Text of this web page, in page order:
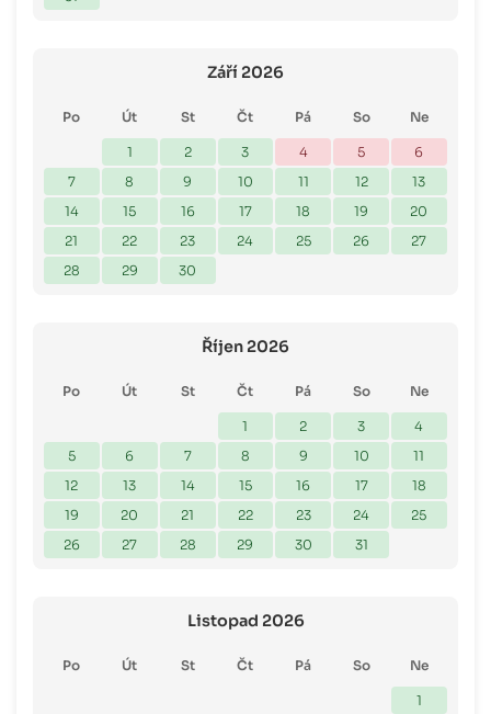
Září 2026
Po Út St Čt Pá So Ne
1 2 3 4 5
6
7
8 9 10 11 12
13
14
15 16 17 18 19
20
21
22 23 24 25 26
27
28
29 30
Říjen 2026
Po Út St Čt Pá So Ne
1 2 3
4
5
6 7 8 9 10
11
12
13 14 15 16 17
18
19
20 21 22 23 24
25
26
27 28 29 30 31
Listopad 2026
Po Út St Čt Pá So Ne
1